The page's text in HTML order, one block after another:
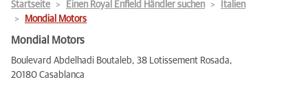
Startseite Einen Royal Enfield Händler suchen
Italien
Mondial Motors
Mondial Motors
Boulevard Abdelhadi Boutaleb, 38 Lotissement Rosada,
20180 Casablanca